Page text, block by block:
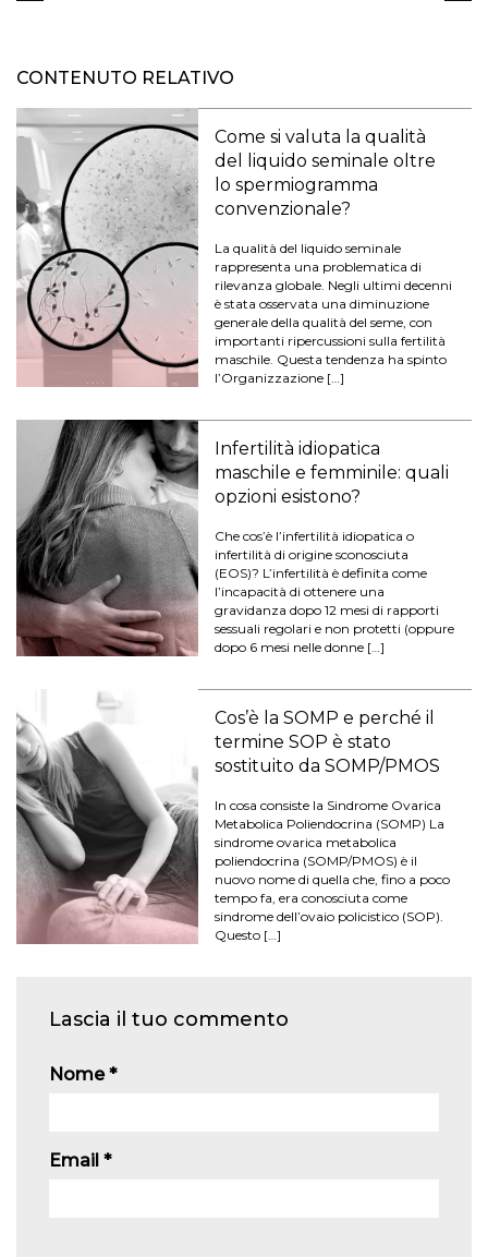
CONTENUTO RELATIVO
Come si valuta la qualità
del liquido seminale oltre
lo spermiogramma
convenzionale?
La qualità del liquido seminale
rappresenta una problematica di
rilevanza globale. Negli ultimi decenni
è stata osservata una diminuzione
generale della qualità del seme, con
importanti ripercussioni sulla fertilità
maschile. Questa tendenza ha spinto
l’Organizzazione […]
Infertilità idiopatica
maschile e femminile: quali
opzioni esistono?
Che cos’è l’infertilità idiopatica o
infertilità di origine sconosciuta
(EOS)? L’infertilità è definita come
l’incapacità di ottenere una
gravidanza dopo 12 mesi di rapporti
sessuali regolari e non protetti (oppure
dopo 6 mesi nelle donne […]
Cos’è la SOMP e perché il
termine SOP è stato
sostituito da SOMP/PMOS
In cosa consiste la Sindrome Ovarica
Metabolica Poliendocrina (SOMP) La
sindrome ovarica metabolica
poliendocrina (SOMP/PMOS) è il
nuovo nome di quella che, fino a poco
tempo fa, era conosciuta come
sindrome dell’ovaio policistico (SOP).
Questo […]
Lascia il tuo commento
Nome*
Email *